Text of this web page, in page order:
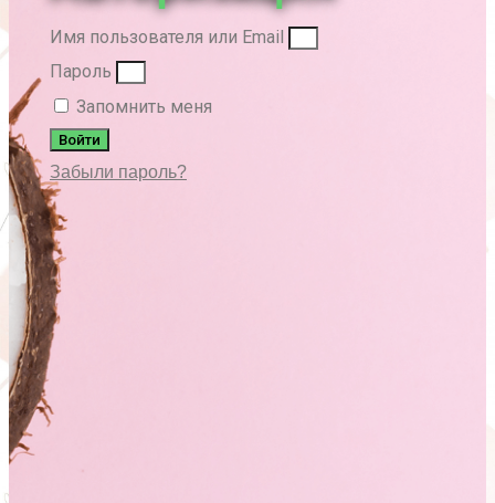
Имя пользователя или Email
Пароль
Запомнить меня
Войти
Забыли пароль?